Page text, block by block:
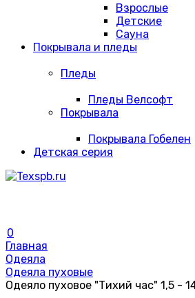
Взрослые
Детские
Сауна
Покрывала и пледы
Пледы
Пледы Велсофт
Покрывала
Покрывала Гобелен
Детская серия
0
Главная
Одеяла
Одеяла пуховые
Одеяло пуховое "Тихий час" 1,5 -